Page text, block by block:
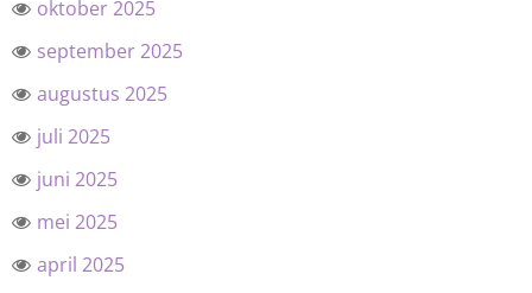
oktober 2025
september 2025
augustus 2025
juli 2025
juni 2025
mei 2025
april 2025